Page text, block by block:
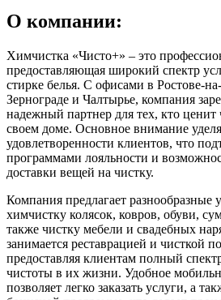
О компании:
Химчистка «Чисто+» – это
предоставляющая широкий спектр
стирке белья. С офисами в Ростове-
Зернограде и Чалтырье, компания
надежный партнер для тех, кто ценит
своем доме. Основное внимание
удовлетворенности клиентов, что
программами лояльности и
доставки вещей на чистку.
Компания предлагает разнообразные
химчистку колясок, ковров, обуви,
также чистку мебели и свадебных
занимается реставрацией и чисткой
предоставляя клиентам полный
чистоты в их жизни. Удобное
позволяет легко заказать услуги, а